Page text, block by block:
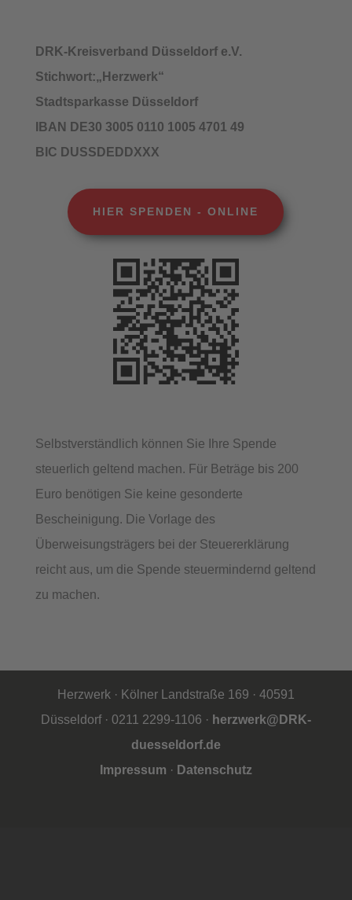
DRK-Kreisverband Düsseldorf e.V.
Stichwort:„Herzwerk“
Stadtsparkasse Düsseldorf
IBAN DE30 3005 0110 1005 4701 49
BIC DUSSDEDDXXX
HIER SPENDEN - ONLINE
Selbstverständlich können Sie Ihre Spende
steuerlich geltend machen. Für Beträge bis 200
Euro benötigen Sie keine gesonderte
Bescheinigung. Die Vorlage des
Überweisungsträgers bei der Steuererklärung
reicht aus, um die Spende steuermindernd geltend
zu machen.
Herzwerk · Kölner Landstraße 169 · 40591
Düsseldorf · 0211 2299-1106 · herzwerk@DRK-
duesseldorf.de
Impressum · Datenschutz